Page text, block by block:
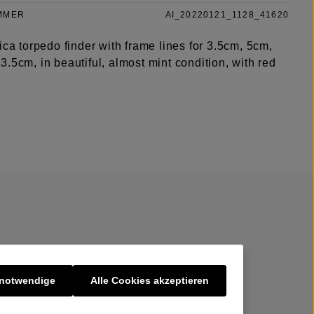
AI_20220121_1128_41620
torpedo finder with frame lines for 3.5cm, 5cm,
in beautiful, almost mint condition, with red
uns Alle Cookies akzeptieren